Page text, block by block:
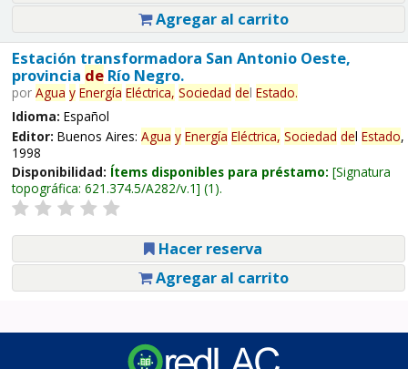
Agregar al carrito
Estación transformadora San Antonio Oeste,
provincia deRío Negro.
por Agua y Energía Eléctrica, Sociedad del Estado.
Idioma: Español
Editor: Buenos Aires: Agua y Energía Eléctrica, Sociedad del Estado,
1998
Disponibilidad: Ítems disponibles para préstamo: Signatura
topográfica: 621.374.5/A282/v.1 (1).
Hacer reserva
Agregar al carrito